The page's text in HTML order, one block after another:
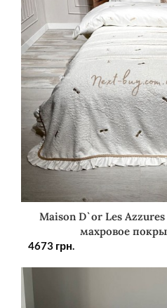
Maison D`or Les
махровое
4673 грн.